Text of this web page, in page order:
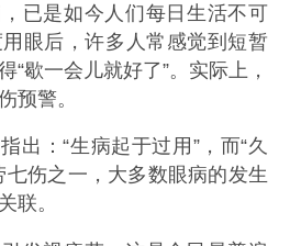
已是如今人们每日生活不可
眼后，许多人常感觉到短暂
“歇一会儿就好了”。实际上，
预警。
出：“生病起于过用”，而“久
七伤之一，大多数眼病的发生
联。